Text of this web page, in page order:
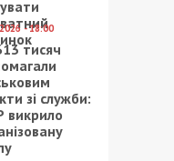
- 18:00
тисяч
зі служби:
викрило